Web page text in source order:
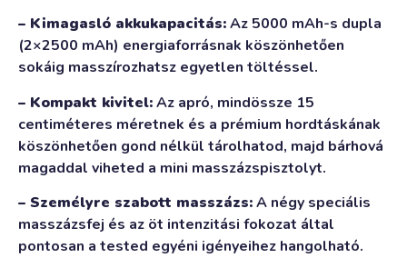
– Kimagasló akkukapacitás:Az 5000 mAh-s dupla
(2×2500 mAh) energiaforrásnak köszönhetően
sokáig masszírozhatsz egyetlen töltéssel.
– Kompakt kivitel:Az apró, mindössze 15
centiméteres méretnek és a prémium hordtáskának
köszönhetően gond nélkül tárolhatod, majd bárhová
magaddal viheted a mini masszázspisztolyt.
– Személyre szabott masszázs:A négy speciális
masszázsfej és az öt intenzitási fokozat által
pontosan a tested egyéni igényeihez hangolható.